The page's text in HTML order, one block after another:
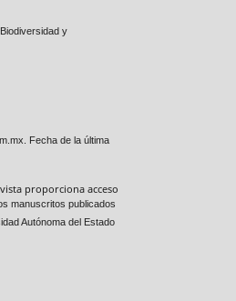
y
Fecha de la última
proporciona acceso
manuscritos publicados
Autónoma del Estado